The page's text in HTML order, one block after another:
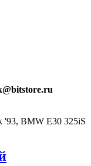
'93, BMW E30 325iS